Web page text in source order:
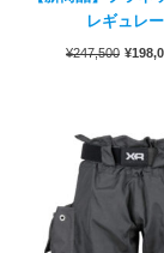
レギュレ
¥247,500 ¥